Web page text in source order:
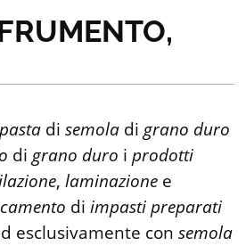
pasta disemola di grano duro
di grano duro iprodotti
,laminazione e
diimpasti preparati
esclusivamente consemola